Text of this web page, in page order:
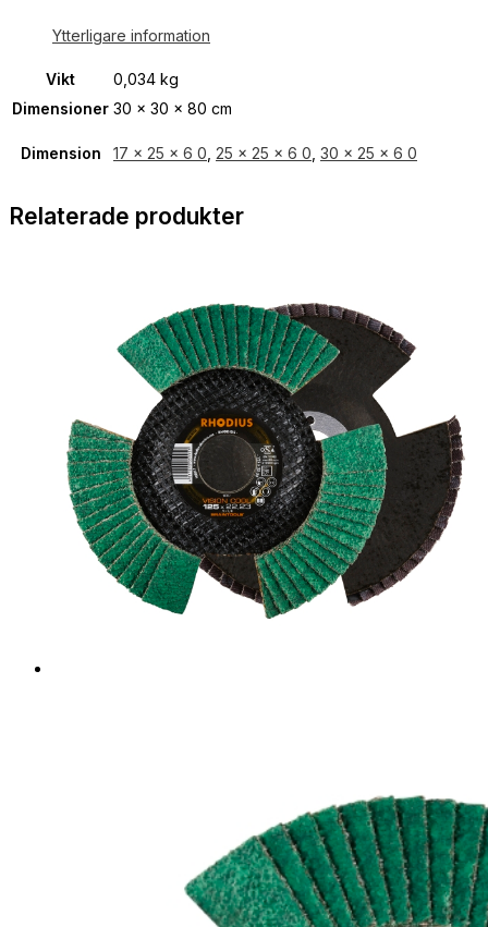
Ytterligare information
Vikt
0,034 kg
Dimensioner 30 × 30 × 80 cm
Dimension 17 x 25 x 6 0 25 x 25 x 6 0 30 x 25 x 6 0
Relaterade produkter